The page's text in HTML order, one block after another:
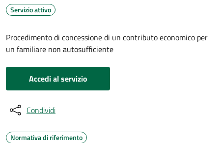
Servizio attivo
Procedimento di concessione di un contributo economico per
un familiare non autosufficiente
Accedi al servizio
Condividi
Normativa di riferimento